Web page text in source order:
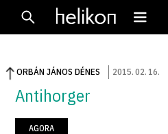
ORBÁN JÁNOS DÉNES 2015.02. 16.
Antihorger
AGORA